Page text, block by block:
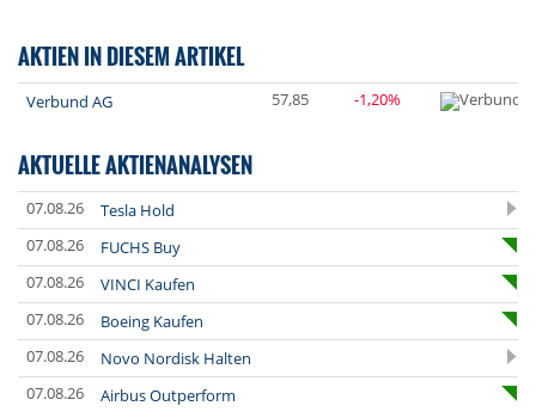
AKTIEN IN DIESEM ARTIKEL
Verbund AG 57,85 -1,20%
AKTUELLE AKTIENANALYSEN
07.08.26
Tesla Hold
07.08.26
FUCHS Buy
07.08.26
VINCI Kaufen
07.08.26
Boeing Kaufen
07.08.26
Novo Nordisk Halten
07.08.26
Airbus Outperform